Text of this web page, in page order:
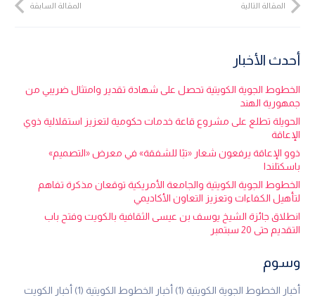
المقالة السابقة المقالة التالية
أحدث الأخبار
الخطوط الجوية الكويتية تحصل على شهادة تقدير وامتثال ضريبي من
جمهورية الهند
الحويلة تطلع على مشروع قاعة خدمات حكومية لتعزيز استقلالية ذوي
الإعاقة
ذوو الإعاقة يرفعون شعار «تبًا للشفقة» في معرض «التصميم»
باسكتلندا
الخطوط الجوية الكويتية والجامعة الأمريكية توقعان مذكرة تفاهم
لتأهيل الكفاءات وتعزيز التعاون الأكاديمي
انطلاق جائزة الشيخ يوسف بن عيسى الثقافية بالكويت وفتح باب
التقديم حتى 20 سبتمبر
وسوم
أخبار الخطوط الجوية الكويتية (1) أخبار الخطوط الكويتية (1)
أخبار الكويت